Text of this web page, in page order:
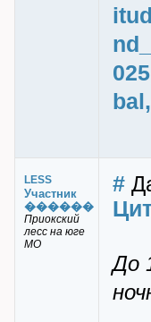
LESS
Участник
������
Приокский
лесс на юге
МО
#
До